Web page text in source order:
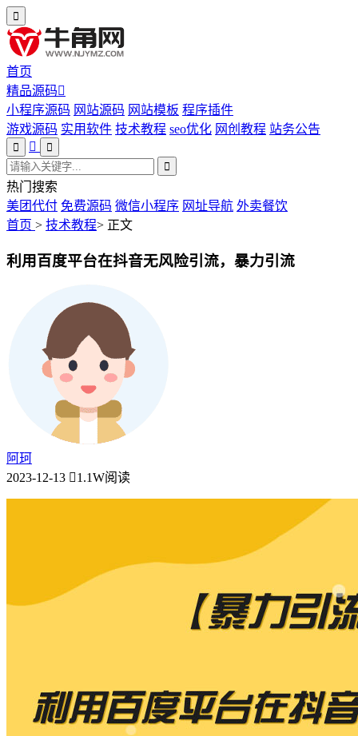
首页
精品源码
小程序源码 网站源码 网站模板 程序插件
游戏源码 实用软件 技术教程 seo优化 网创教程 站务公告
热门搜索
美团代付 免费源码 微信小程序 网址导航 外卖餐饮
首页 > 技术教程> 正文
利用百度平台在抖音无风险引流，暴力引流
阿珂
2023-12-13
1.1W阅读